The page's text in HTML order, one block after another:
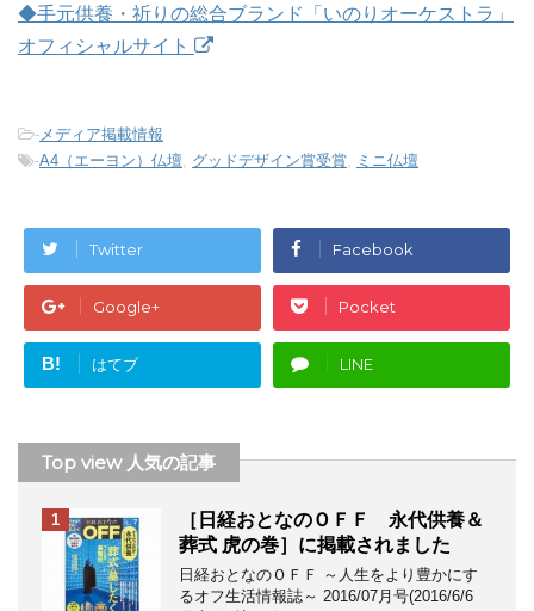
◆手元供養・祈りの総合ブランド「いのりオーケストラ」
オフィシャルサイト
- メディア掲載情報
-A4（エーヨン）仏壇 グッドデザイン賞受賞 ミニ仏壇
Twitter Facebook
Google+ Pocket
B! はてブ LINE
Top view 人気の記事
1
［日経おとなのＯＦＦ 永代供養＆
葬式 虎の巻］に掲載されました
日経おとなのＯＦＦ ～人生をより豊かにす
るオフ生活情報誌～ 2016/07月号(2016/6/6